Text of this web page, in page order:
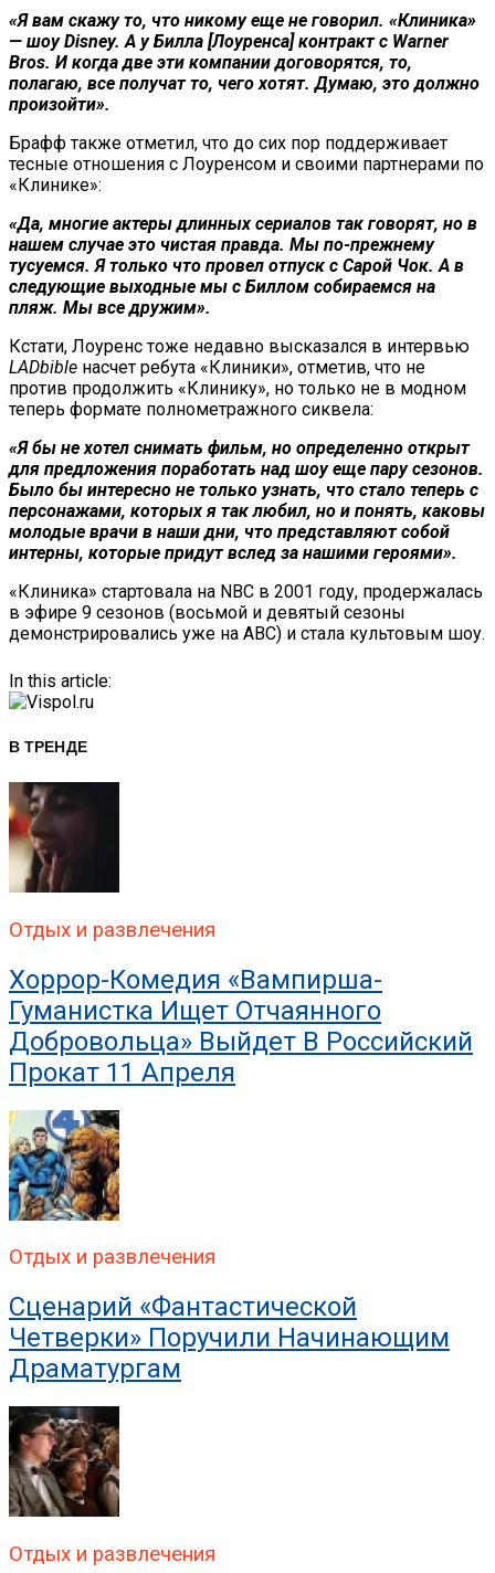
«Я вам скажу то, что никому еще не говорил. «Клиника»
— шоу Disney. А у Билла [Лоуренса] контракт с Warner
Bros. И когда две эти компании договорятся, то,
полагаю, все получат то, чего хотят. Думаю, это должно
произойти».
Брафф также отметил, что до сих пор поддерживает
тесные отношения с Лоуренсом и своими партнерами по
«Клинике»:
«Да, многие актеры длинных сериалов так говорят, но в
нашем случае это чистая правда. Мы по-прежнему
тусуемся. Я только что провел отпуск с Сарой Чок. А в
следующие выходные мы с Биллом собираемся на
пляж. Мы все дружим».
Кстати, Лоуренс тоже недавно высказался в интервью
LADbible насчет ребута «Клиники», отметив, что не
против продолжить «Клинику», но только не в модном
теперь формате полнометражного сиквела:
«Я бы не хотел снимать фильм, но определенно открыт
для предложения поработать над шоу еще пару сезонов.
Было бы интересно не только узнать, что стало теперь с
персонажами, которых я так любил, но и понять, каковы
молодые врачи в наши дни, что представляют собой
интерны, которые придут вслед за нашими героями».
«Клиника» стартовала на NBC в 2001 году, продержалась
в эфире 9 сезонов (восьмой и девятый сезоны
демонстрировались уже на ABC) и стала культовым шоу.
In this article:
В ТРЕНДЕ
Отдых и развлечения
Хоррор-Комедия «Вампирша-
Гуманистка Ищет Отчаянного
Добровольца» Выйдет В Российский
Прокат 11 Апреля
Отдых и развлечения
Сценарий «Фантастической
Четверки» Поручили Начинающим
Драматургам
Отдых и развлечения